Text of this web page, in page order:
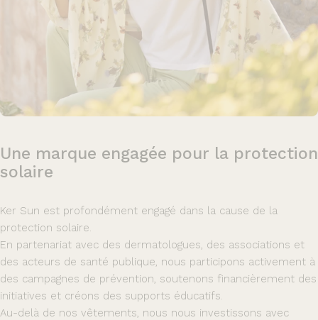
Une marque engagée pour la protection
solaire
Ker Sun est profondément engagé dans la cause de la
protection solaire.
En partenariat avec des dermatologues, des associations et
des acteurs de santé publique, nous participons activement à
des campagnes de prévention, soutenons financièrement des
initiatives et créons des supports éducatifs.
Au-delà de nos vêtements, nous nous investissons avec